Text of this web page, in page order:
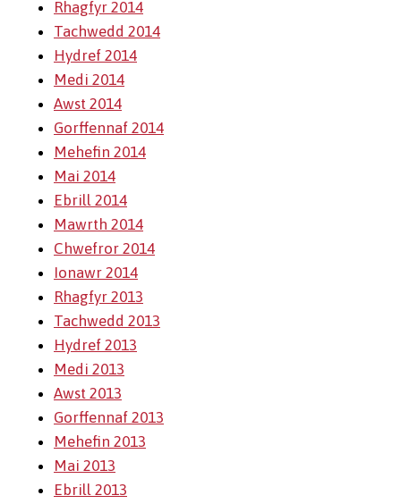
Rhagfyr 2014
Tachwedd 2014
Hydref 2014
Medi 2014
Awst 2014
Gorffennaf 2014
Mehefin 2014
Mai 2014
Ebrill 2014
Mawrth 2014
Chwefror 2014
Ionawr 2014
Rhagfyr 2013
Tachwedd 2013
Hydref 2013
Medi 2013
Awst 2013
Gorffennaf 2013
Mehefin 2013
Mai 2013
Ebrill 2013